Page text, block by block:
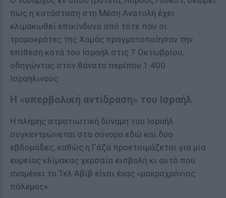
πως η κατάσταση στη Μέση Ανατολή έχει
κλιμακωθεί επικίνδυνα από τότε που οι
τρομοκράτες της Χαμάς πραγματοποίησαν την
επίθεση κατά του Ισραήλ στις 7 Οκτωβρίου,
οδηγώντας στον θάνατο περίπου 1.400
Ισραηλινούς.
Η «υπερβολική αντίδραση» του Ισραήλ
Η πλήρης στρατιωτική δύναμη του Ισραήλ
συγκεντρώνεται στα σύνορα εδώ και δύο
εβδομάδες, καθώς η Γάζα προετοιμάζεται για μία
ευρείας κλίμακας χερσαία εισβολή κι αυτό που
αναμένει το Τελ Αβίβ είναι ένας «μακροχρόνιος
πόλεμος».